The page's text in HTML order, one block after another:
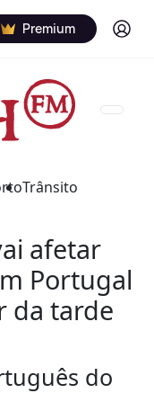
Premium Log in
Trânsito
afetar
Portugal
da tarde
do